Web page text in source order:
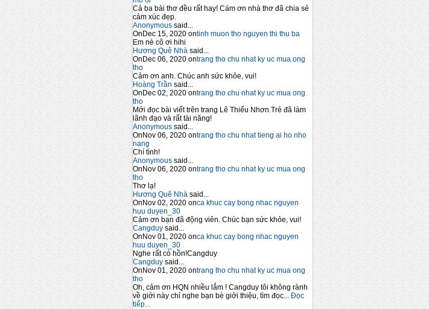
Cả ba bài thơ đều rất hay! Cám ơn nhà thơ đã chia sẻ
cảm xúc đẹp.
Anonymous said...
OnDec 15, 2020 ontinh muon tho nguyen thi thu ba
Em nè cô ơi hihi
Hương Quê Nhà said...
OnDec 06, 2020 ontrang tho chu nhat ky uc mua ong
tho
Cảm ơn anh. Chúc anh sức khỏe, vui!
Hoàng Trần said...
OnDec 02, 2020 ontrang tho chu nhat ky uc mua ong
tho
Mới đọc bài viết trên trang Lê Thiếu Nhơn.Trẻ đã làm
lãnh đạo và rất tài năng!
Anonymous said...
OnNov 06, 2020 ontrang tho chu nhat tieng ai ho nho
nang
Chí tình!
Anonymous said...
OnNov 06, 2020 ontrang tho chu nhat ky uc mua ong
tho
Thơ lạ!
Hương Quê Nhà said...
OnNov 02, 2020 onca khuc cay bong nhac nguyen
huu duyen_30
Cảm ơn bạn đã động viên. Chúc bạn sức khỏe, vui!
Cangduy said...
OnNov 01, 2020 onca khuc cay bong nhac nguyen
huu duyen_30
Nghe rất có hồn!Cangduy
Cangduy said...
OnNov 01, 2020 ontrang tho chu nhat ky uc mua ong
tho
Oh, cảm ơn HQN nhiều lắm ! Cangduy tôi không rành
về giới này chỉ nghe bạn bè giới thiệu, tìm đọc... Đọc
tiếp...